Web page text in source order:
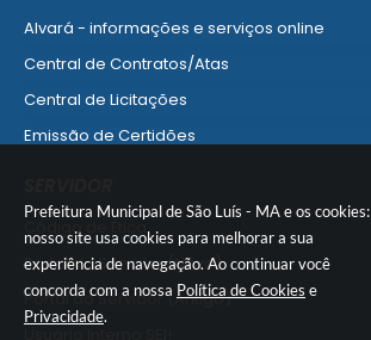
Prefeitura Municipal de São Luís - MA e os cookies:
nosso site usa cookies para melhorar a sua
experiência de navegação. Ao continuar você
concorda com a nossa Política de Cookies e
Privacidade.
Alvará - informações e serviços online
Central de Contratos/Atas
Central de Licitações
Emissão de Certidões
Ver mais serviços para Empresa
Código de Ética
Portal do Servidor (Novo)
Portal do Servidor (Antigo)